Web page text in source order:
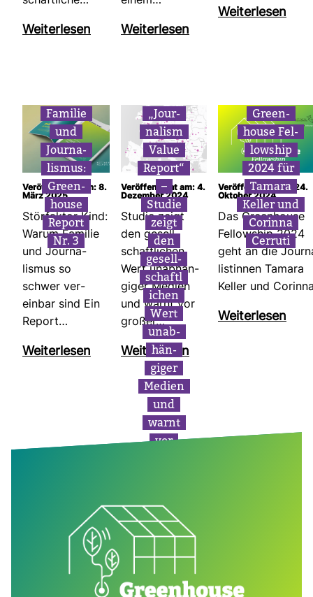
Wei­ter­lesen Wei­ter­lesen
Wei­ter­lesen
Familie
und
Jour­na­
lismus:
Green­
house
Report
Nr. 3
Ver­öf­fent­licht am: 8.
März 2025
Stör­faktor Kind:
Warum Familie
und Jour­na­
lismus so
schwer ver­
einbar sind Ein
Report…
Wei­ter­lesen
„Jour­
na­lism
Value
Report“
–
Studie
zeigt
den
gesell­
schaft­l
i­chen
Wert
unab­
hän­
giger
Medien
und
warnt
vor
Unsi­
cher­
halb
Ver­öf­fent­licht am: 4.
Dezember 2024
Studie zeigt
den gesell­
schaft­li­chen
Wert unab­hän­
giger Medien
und warnt vor
großer…
Wei­ter­lesen
Green­
house Fel­
low­ship
2024 für
Tamara
Keller und
Corinna
Cer­ruti
Ver­öf­fent­licht am: 24.
Oktober 2024
Das Green­house
Fel­low­ship 2024
geht an die
lis­tinnen Tamara
Keller und
Wei­ter­lesen